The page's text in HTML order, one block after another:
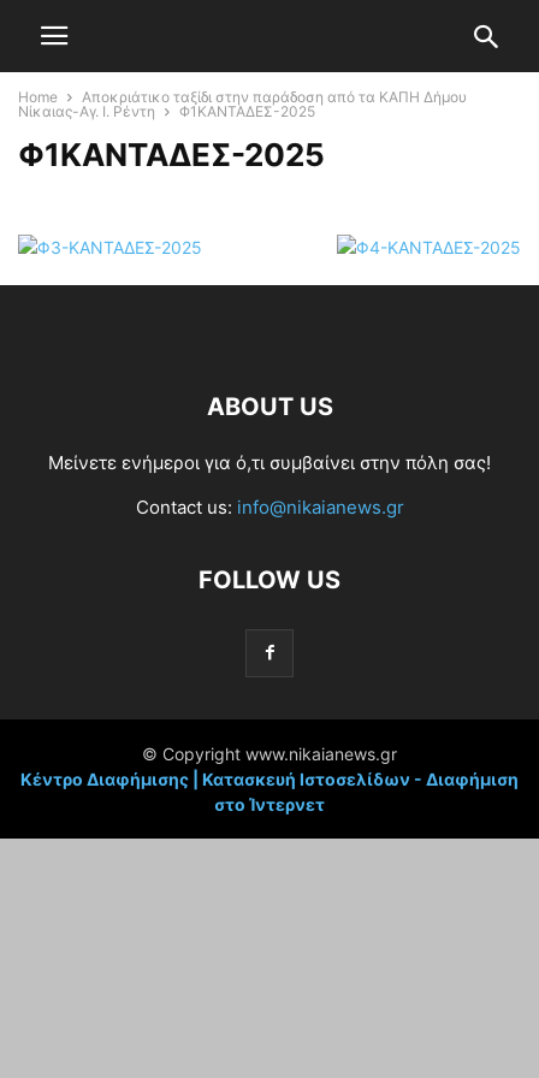
Home
Αποκριάτικο ταξίδι στην παράδοση από τα ΚΑΠΗ Δήμου
Νίκαιας-Αγ. Ι. Ρέντη
Φ1ΚΑΝΤΑΔΕΣ-2025
Φ1ΚΑΝΤΑΔΕΣ-2025
ABOUT US
Μείνετε ενήμεροι για ό,τι συμβαίνει στην πόλη σας!
Contact us: info@nikaianews.gr
FOLLOW US
© Copyright www.nikaianews.gr
Κέντρο Διαφήμισης | Κατασκευή Ιστοσελίδων - Διαφήμιση
στο Ίντερνετ